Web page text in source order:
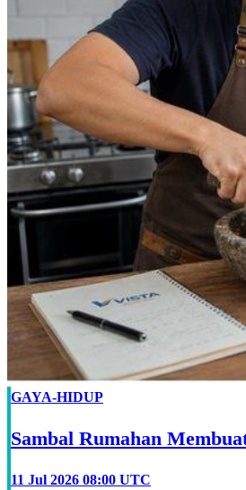
GAYA-HIDUP
Sambal Rumahan
11 Jul 2026 08:00 UTC